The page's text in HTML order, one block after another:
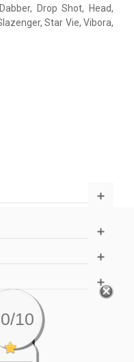
Drop Shot, Head,
Star Vie, Vibora,
10